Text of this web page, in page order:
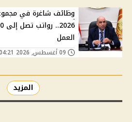
وظائف شاغرة في
العمل
المزيد